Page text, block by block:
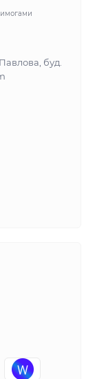
додаткове
свердління,
та
та
металі,
буд.